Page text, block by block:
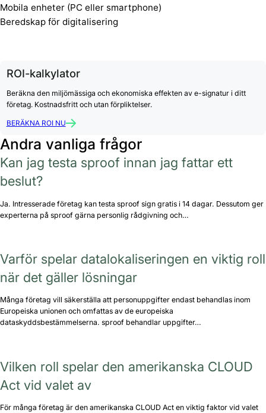
Mobila enheter (PC eller smartphone)
Beredskap för digitalisering
ROI-kalkylator
Beräkna den miljömässiga och ekonomiska effekten av e-signatur i ditt
företag. Kostnadsfritt och utan förpliktelser.
BERÄKNA ROI NU
Andra vanliga frågor
Kan jag testa sproof innan jag fattar ett
beslut?
Ja. Intresserade företag kan testa sproof sign gratis i 14 dagar. Dessutom ger
experterna på sproof gärna personlig rådgivning och…
Varför spelar datalokaliseringen en viktig roll
när det gäller lösningar
Många företag vill säkerställa att personuppgifter endast behandlas inom
Europeiska unionen och omfattas av de europeiska
dataskyddsbestämmelserna. sproof behandlar uppgifter…
Vilken roll spelar den amerikanska CLOUD
Act vid valet av
För många företag är den amerikanska CLOUD Act en viktig faktor vid valet